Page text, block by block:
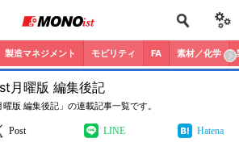
製造マネジメント モビリティ FA 素材／化学
月曜版 編集後記
曜版 編集後記」の連載記事一覧です。
Post LINE Hatena